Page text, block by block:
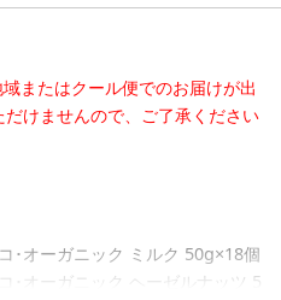
またはクール便でのお届けが出
けませんので、ご了承ください
･オーガニック ミルク 50g×18個
･オーガニック ヘーゼルナッツ 5